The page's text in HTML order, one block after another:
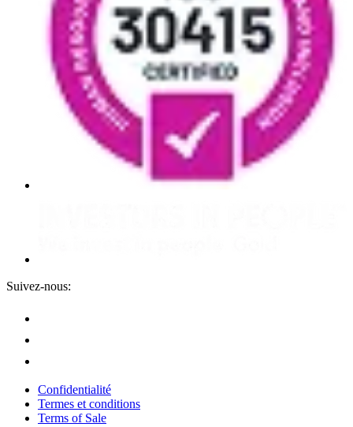
Suivez-nous:
Confidentialité
Termes et conditions
Terms of Sale